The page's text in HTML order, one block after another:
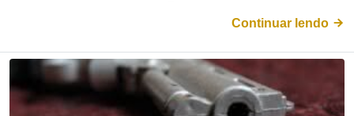
Continuar lendo